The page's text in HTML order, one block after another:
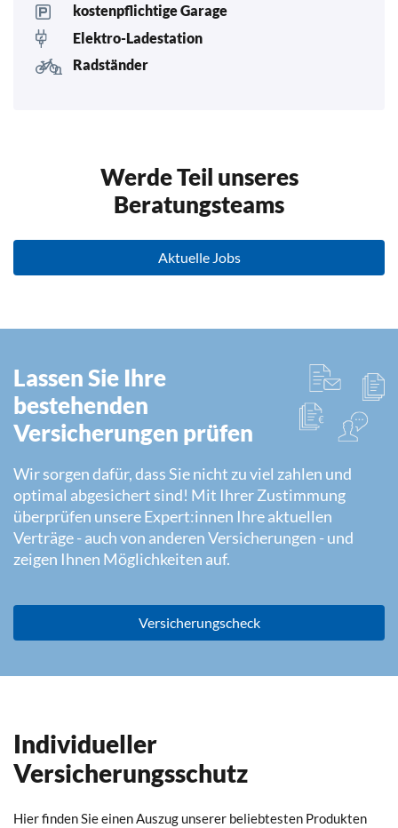
kostenpflichtige Garage
Elektro-Ladestation
Radständer
Werde Teil unseres
Beratungsteams
Aktuelle Jobs
Lassen Sie Ihre
bestehenden
Versicherungen prüfen
Wir sorgen dafür, dass Sie nicht zu viel zahlen und
optimal abgesichert sind! Mit Ihrer Zustimmung
überprüfen unsere Expert:innen Ihre aktuellen
Verträge - auch von anderen Versicherungen - und
zeigen Ihnen Möglichkeiten auf.
Versicherungscheck
Individueller
Versicherungsschutz
Hier finden Sie einen Auszug unserer beliebtesten Produkten